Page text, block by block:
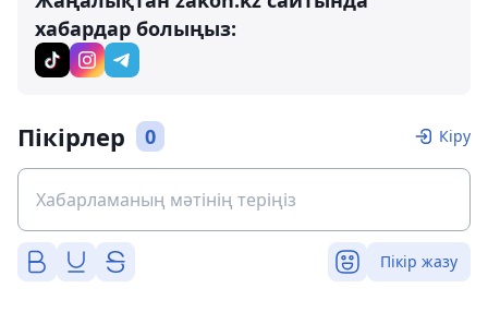
хабардар болыңыз:
Пікірлер 0 Кіру
Пікір жазу